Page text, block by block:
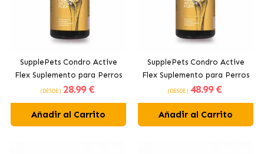
SupplePets Condro Active
Flex Suplemento para Perros
Medianos y Grandes
(DESDE) 28.99 €
Añadir al Carrito
SupplePets Condro Active
Flex Suplemento para Perros
Pequeños y Medianos
(DESDE) 48.99 €
Añadir al Carrito